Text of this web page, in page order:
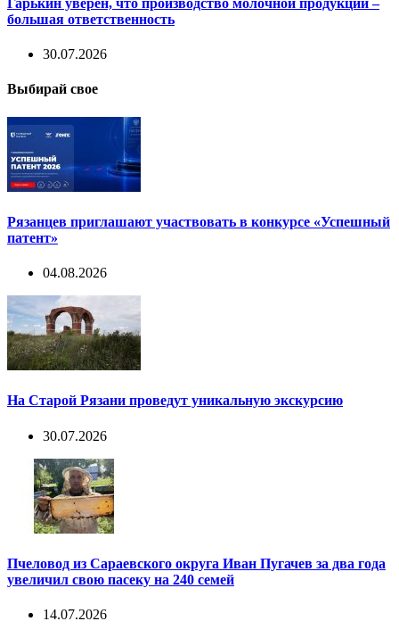
большая ответственность
30.07.2026
Выбирай свое
Рязанцев приглашают участвовать в конкурсе «Успешный
патент»
04.08.2026
На Старой Рязани проведут уникальную экскурсию
30.07.2026
Пчеловод из Сараевского округа Иван Пугачев за два года
увеличил свою пасеку на 240 семей
14.07.2026